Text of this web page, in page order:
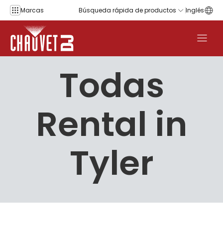
Saltar al contenido
Marcas Búsqueda rápida de productos Inglés
Todas
Rental in
Tyler